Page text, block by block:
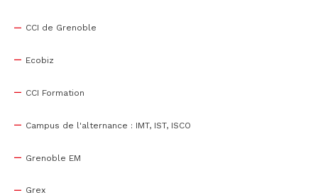
CCI de Grenoble
Ecobiz
CCI Formation
Campus de l'alternance : IMT, IST, ISCO
Grenoble EM
Grex